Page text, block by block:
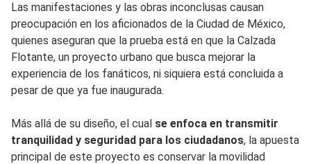
Las manifestaciones y las obras inconclusas causan
preocupación en los aficionados de la Ciudad de México,
quienes aseguran que la prueba está en que la Calzada
Flotante, un proyecto urbano que busca mejorar la
experiencia de los fanáticos, ni siquiera está concluida a
pesar de que ya fue inaugurada.
Más allá de su diseño, el cual se enfoca en transmitir
tranquilidad y seguridad para los ciudadanos, la apuesta
principal de este proyecto es conservar la movilidad